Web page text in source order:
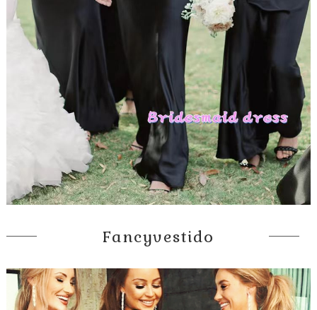
Fancyvestido